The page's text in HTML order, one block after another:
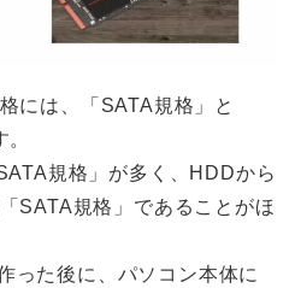
には、「SATA規格」と
規格」が多く、HDDから
SATA規格」であることがほ
った後に、パソコン本体に